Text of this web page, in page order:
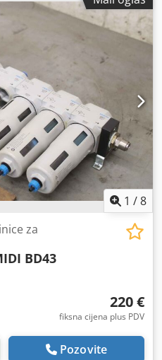
1 /8
za
BD43
220 €
fiksna cijena plus PDV
Pozovite